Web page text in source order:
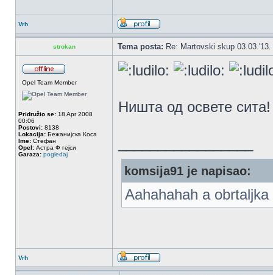
Vrh
strokan Tema posta: Re: Martovski skup 03.03.'13.
Opel Team Member
Pridružio se: 18 Apr 2008
00:06
Postovi: 8138
Lokacija: Бежанијска Коса
Ime: Стефан
Opel: Астра Ф гејси
Garaza: pogledaj
Ништа од освете сита!
komsija91 je napisao:
Aahahahah a
Vrh